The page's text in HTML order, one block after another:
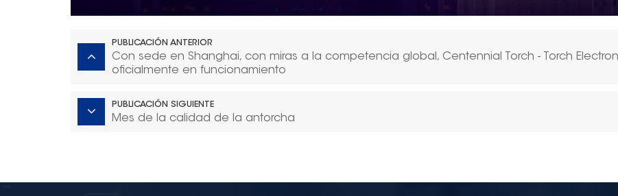
PUBLICACIÓN ANTERIOR
Con sede en Shanghai, con miras a la competencia global, Centennial Torch - Torch
oficialmente en funcionamiento
PUBLICACIÓN SIGUIENTE
Mes de la calidad de la antorcha